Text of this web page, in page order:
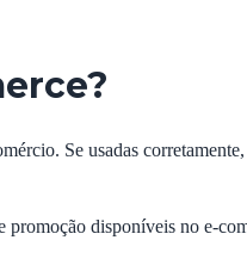
Se usadas
promoção disponíveis no e-